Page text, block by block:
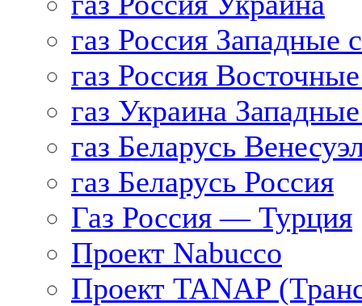
газ Россия Западные
газ Россия
газ Украина
газ Беларусь
газ Беларусь Россия
Газ Россия — Турция
Проект Nabucco
Проект TANAP